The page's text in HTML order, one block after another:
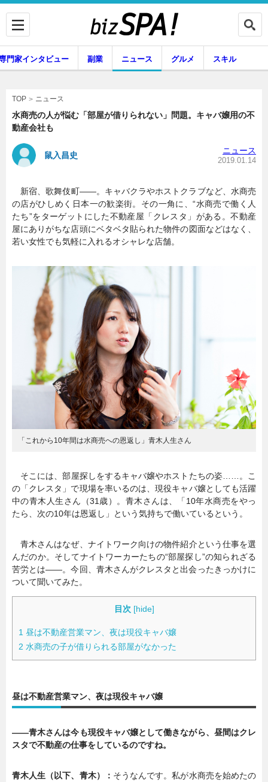
専門家インタビュー
副業 ニュース
グルメ
連載一覧
門家インタビュー 副業 ニュース グルメ スキル
TOP ニュース
水商売の人が悩む「部屋が借りられない」問題。キャバ嬢用の不
動産会社も
鼠入昌史 ニュース
2019.01.14
新宿、歌舞伎町――。キャバクラやホストクラブなど、水商売
の店がひしめく日本一の歓楽街。その一角に、“水商売で働く人
たち”をターゲットにした不動産屋「クレスタ」がある。不動産
屋にありがちな店頭にベタベタ貼られた物件の図面などはなく、
若い女性でも気軽に入れるオシャレな店舗。
「これから10年間は水商売への恩返し」青木人生さん
そこには、部屋探しをするキャバ嬢やホストたちの姿……。こ
の「クレスタ」で現場を率いるのは、現役キャバ嬢としても活躍
中の青木人生さん（31歳）。青木さんは、「10年水商売をやっ
たら、次の10年は恩返し」という気持ちで働いているという。
青木さんはなぜ、ナイトワーク向けの物件紹介という仕事を選
んだのか。そしてナイトワーカーたちの“部屋探し”の知られざる
苦労とは――。今回、青木さんがクレスタと出会ったきっかけに
ついて聞いてみた。
目次 [hide]
1 昼は不動産営業マン、夜は現役キャバ嬢
2 水商売の子が借りられる部屋がなかった
昼は不動産営業マン、夜は現役キャバ嬢
――青木さんは今も現役キャバ嬢として働きながら、昼間はクレ
スタで不動産の仕事をしているのですね。
青木人生（以下、青木）： そうなんです。私が水商売を始めたの